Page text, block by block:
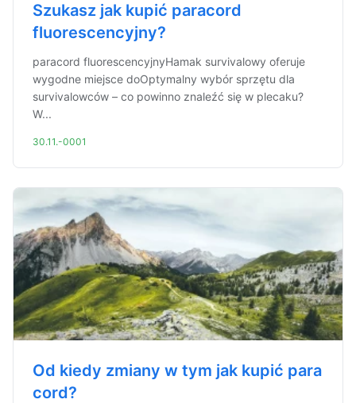
Szukasz jak kupić paracord
fluorescencyjny?
paracord fluorescencyjnyHamak survivalowy oferuje
wygodne miejsce doOptymalny wybór sprzętu dla
survivalowców – co powinno znaleźć się w plecaku?
W...
30.11.-0001
Od kiedy zmiany w tym jak kupić para
cord?